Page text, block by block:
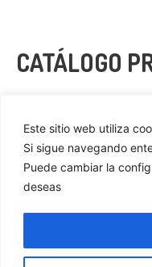
Este sitio web utiliza
Si sigue navegando
Puede cambiar la
deseas
CATÁLOGO